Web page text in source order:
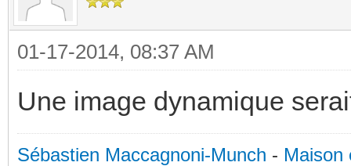
01-17-2014, 08:37 AM
Une image dynamique
Sébastien Maccagnoni-Munch - Maison